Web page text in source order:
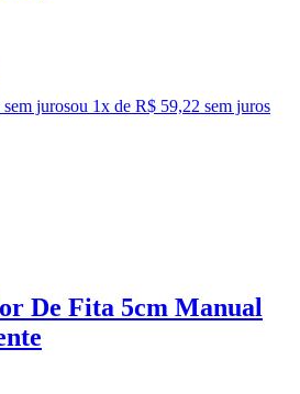
jurosou 1x de R$ 59,22 sem juros
De Fita 5cm Manual